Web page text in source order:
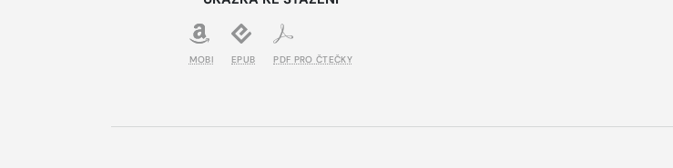
MOBI EPUB PDF PRO ČTEČKY